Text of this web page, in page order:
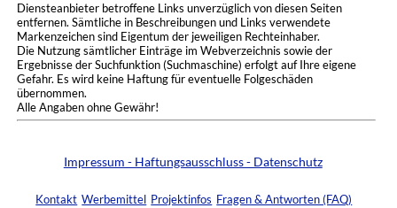
Diensteanbieter betroffene Links unverzüglich von diesen Seiten
entfernen. Sämtliche in Beschreibungen und Links verwendete
Markenzeichen sind Eigentum der jeweiligen Rechteinhaber.
Die Nutzung sämtlicher Einträge im Webverzeichnis sowie der
Ergebnisse der Suchfunktion (Suchmaschine) erfolgt auf Ihre eigene
Gefahr. Es wird keine Haftung für eventuelle Folgeschäden
übernommen.
Alle Angaben ohne Gewähr!
Impressum - Haftungsausschluss - Datenschutz
Kontakt Werbemittel Projektinfos Fragen & Antworten (FAQ)